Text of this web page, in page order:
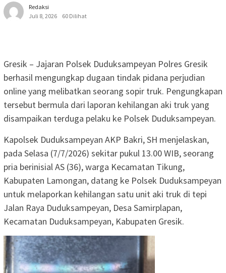
Redaksi
Juli 8, 2026
60 Dilihat
Gresik – Jajaran Polsek Duduksampeyan Polres Gresik
berhasil mengungkap dugaan tindak pidana perjudian
online yang melibatkan seorang sopir truk. Pengungkapan
tersebut bermula dari laporan kehilangan aki truk yang
disampaikan terduga pelaku ke Polsek Duduksampeyan.
Kapolsek Duduksampeyan AKP Bakri, SH menjelaskan,
pada Selasa (7/7/2026) sekitar pukul 13.00 WIB, seorang
pria berinisial AS (36), warga Kecamatan Tikung,
Kabupaten Lamongan, datang ke Polsek Duduksampeyan
untuk melaporkan kehilangan satu unit aki truk di tepi
Jalan Raya Duduksampeyan, Desa Samirplapan,
Kecamatan Duduksampeyan, Kabupaten Gresik.